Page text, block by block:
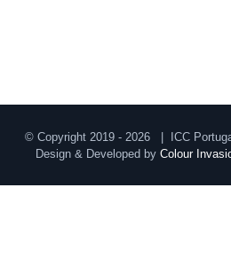
© Copyright 2019 - 2026 | ICC
Design & Developed by Colour